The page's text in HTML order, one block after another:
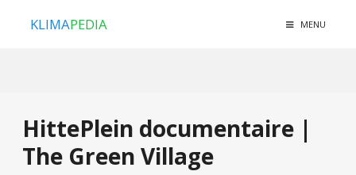
KLIMAPEDIA MENU
HittePlein documentaire |
The Green Village